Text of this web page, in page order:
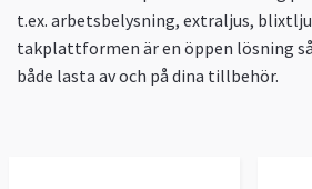
t.ex. arbetsbelysning, extraljus,
takplattformen är en öppen lösning
både lasta av och på dina tillbehör.